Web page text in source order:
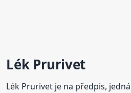
Lék Prurivet
Lék Prurivet je na předpis,